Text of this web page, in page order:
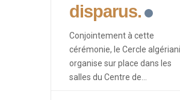
disparus.
Conjointement à cette
cérémonie, le Cercle
organise sur place dans les
salles du Centre de